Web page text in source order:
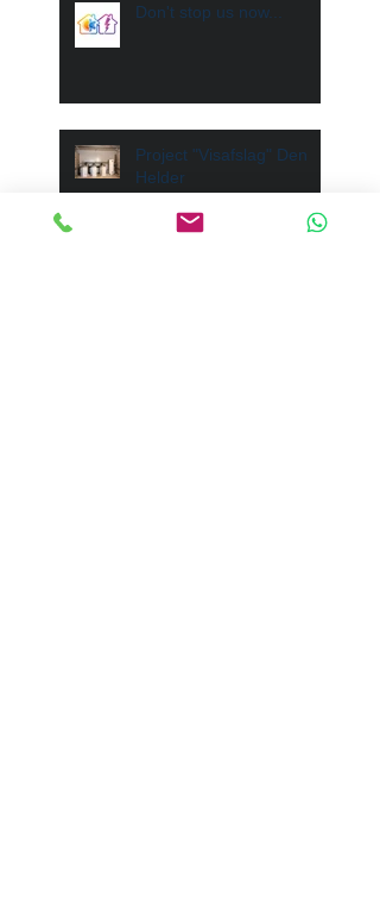
Don't stop us now...
Project "Visafslag" Den
Helder